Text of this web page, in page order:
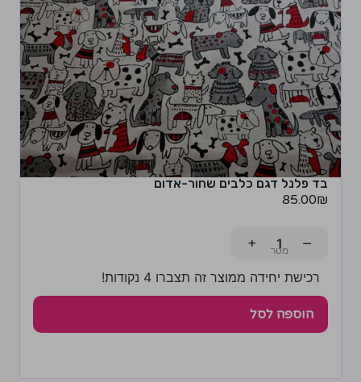
בד פלנל דגם כלבים שחור-אדום
85.00₪
−
+
רכישת יחידה ממוצר זה תצברו 4 נקודות!
הוספה לסל